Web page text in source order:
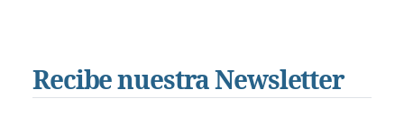
Recibe nuestra Newsletter